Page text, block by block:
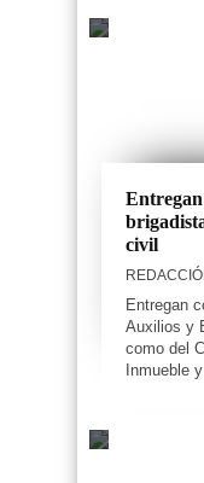
civil
Entregan
Auxilios y
como del
Inmueble